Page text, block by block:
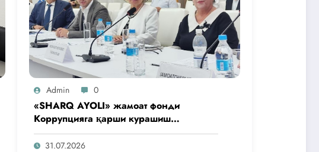
Admin 0
«SHARQ AYOLI» жамоат фонди
Коррупцияга қарши курашиш
агентлигидаги жамоат эшитувида
ташаббусларини тақдим этди
31.07.2026